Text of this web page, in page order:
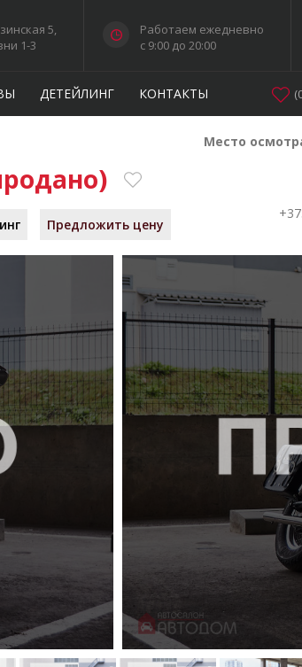
5,
1-3
Работаем ежедневно
c 9:00 до 20:00
ДЕТЕЙЛИНГ КОНТАКТЫ (
Место
Предложить цену